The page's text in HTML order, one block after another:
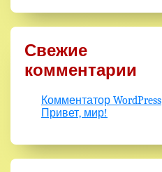
Свежие
комментарии
Комментатор WordPress
Привет, мир!